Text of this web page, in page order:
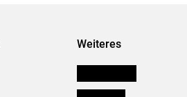
Weiteres